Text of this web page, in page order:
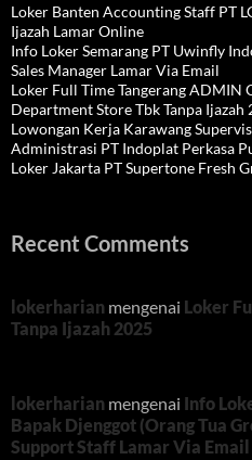
Loker Banten Accounting Staff PT
Ijazah Lamar Online
Info Loker Semarang PT Uwinfly
Sales Manager Lamar Via Email
Loker Full Time Tangerang ADMIN
Department Store Tbk Tanpa Ijazah
Lowongan Kerja Karawang
Administrasi PT Indoplat Perkasa
Loker Jakarta PT Supertone Fresh
Recent Comments
lokerharian mengenai Loker
Tanpa Ijazah 2025
lokerharian mengenai Info
Bapak Djenggot (Orang Tua
Support Staff Lamar Via Email